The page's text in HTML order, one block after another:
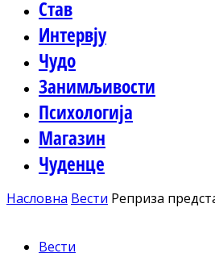
Став
Интервју
Чудо
Занимљивости
Психологија
Магазин
Чуденце
Насловна Вести Реприза
Вести